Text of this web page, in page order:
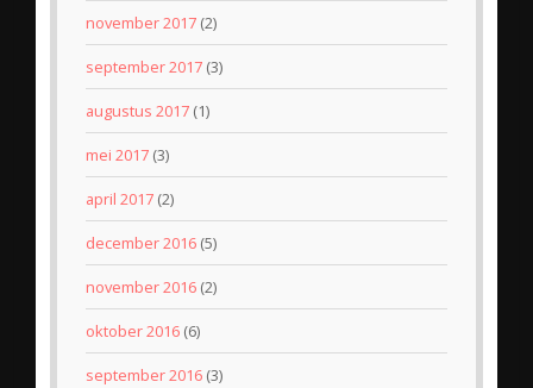
november 2017 (2)
september 2017 (3)
augustus 2017 (1)
mei 2017 (3)
april 2017 (2)
december 2016 (5)
november 2016 (2)
oktober 2016 (6)
september 2016 (3)